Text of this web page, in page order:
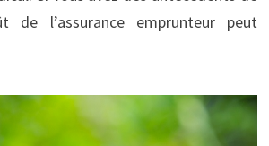
de l’assurance emprunteur peut